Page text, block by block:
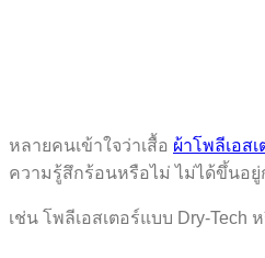
หลายคนเข้าใจว่าเสื้อ ผ้าโพลีเอสเ
ความรู้สึกร้อนหรือไม่ ไม่ได้ขึ้นอยู่
เช่น โพลีเอสเตอร์แบบ Dry-